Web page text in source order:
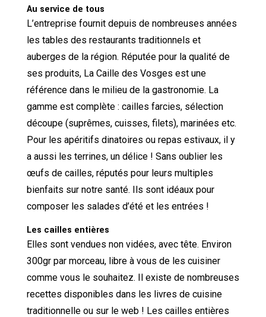
Au service de tous
L’entreprise fournit depuis de nombreuses années
les tables des restaurants traditionnels et
auberges de la région. Réputée pour la qualité de
ses produits, La Caille des Vosges est une
référence dans le milieu de la gastronomie. La
gamme est complète : cailles farcies, sélection
découpe (suprêmes, cuisses, filets), marinées etc.
Pour les apéritifs dinatoires ou repas estivaux, il y
a aussi les terrines, un délice ! Sans oublier les
œufs de cailles, réputés pour leurs multiples
bienfaits sur notre santé. Ils sont idéaux pour
composer les salades d’été et les entrées !
Les cailles entières
Elles sont vendues non vidées, avec tête. Environ
300gr par morceau, libre à vous de les cuisiner
comme vous le souhaitez. Il existe de nombreuses
recettes disponibles dans les livres de cuisine
traditionnelle ou sur le web ! Les cailles entières